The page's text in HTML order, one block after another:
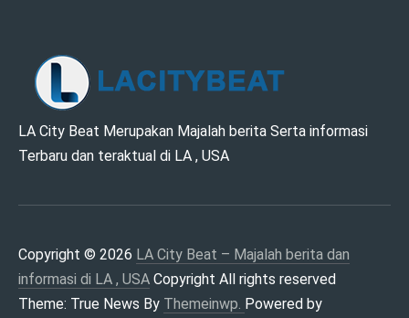
LA CITY BEAT –
DAN INFORMASI DI
LA , USA
LA City Beat Merupakan Majalah berita Serta informasi
Terbaru dan teraktual di LA , USA
Copyright © 2026 LA City Beat – Majalah berita dan
informasi di LA , USA Copyright All rights reserved
Theme: True News By Themeinwp. Powered by